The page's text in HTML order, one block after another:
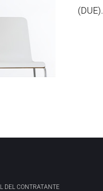
(DUE).
DEL CONTRATANTE